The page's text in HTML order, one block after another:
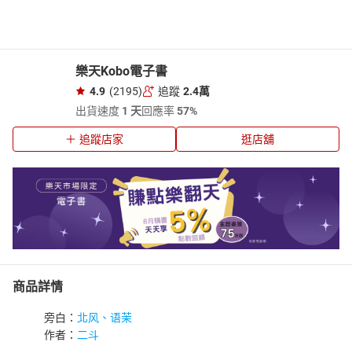
樂天Kobo電子書
4.9 (2195) 追蹤 2.4萬
出貨速度 1 天回應率57%
追蹤店家 逛店舖
商品詳情
旁白： 北风、语茉
作者： 二斗